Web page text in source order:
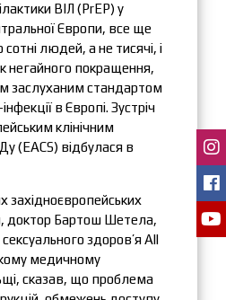
ВІЛ (PrEP) у
Європи, все ще
сотні людей, а не тисячі, і
негайного покращення,
заслуханим стандартом
в Європі. Зустріч
клінічним
(EACS) відбулася в
західноєвропейських
доктор Бартош Шетела,
здоров’я All
медичному
сказав, що проблема